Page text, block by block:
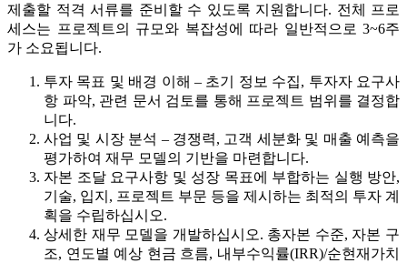
제출할 적격 서류를 준비할 수 있도록 지원합니다. 전체 프로
세스는 프로젝트의 규모와 복잡성에 따라 일반적으로 3~6주
가 소요됩니다.
투자 목표 및 배경 이해 – 초기 정보 수집, 투자자 요구사
항 파악, 관련 문서 검토를 통해 프로젝트 범위를 결정합
니다.
사업 및 시장 분석 – 경쟁력, 고객 세분화 및 매출 예측을
평가하여 재무 모델의 기반을 마련합니다.
자본 조달 요구사항 및 성장 목표에 부합하는 실행 방안,
기술, 입지, 프로젝트 부문 등을 제시하는 최적의 투자 계
획을 수립하십시오.
상세한 재무 모델을 개발하십시오. 총자본 수준, 자본 구
조, 연도별 예상 현금 흐름, 내부수익률(IRR)/순현재가치